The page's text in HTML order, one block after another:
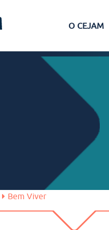
O CEJAM
Ferraz de Vasconcelos
São José dos Campos
Bem Viver